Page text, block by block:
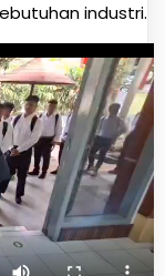
industri.